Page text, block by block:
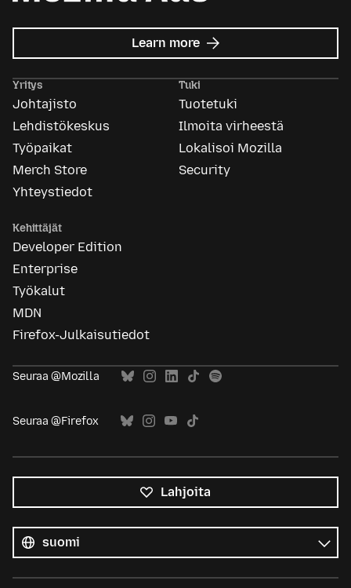
Learn more about
Mozilla
Yritys
Johtajisto
Lehdistökeskus
Työpaikat
Merch Store
Yhteystiedot
Tuki
Tuotetuki
Ilmoita virheestä
Lokalisoi Mozilla
Security
Kehittäjät
Developer Edition
Enterprise
Työkalut
MDN
Firefox-Julkaisutiedot
Seuraa @Mozilla
Seuraa @Firefox
Lahjoita
kielet
Kieli